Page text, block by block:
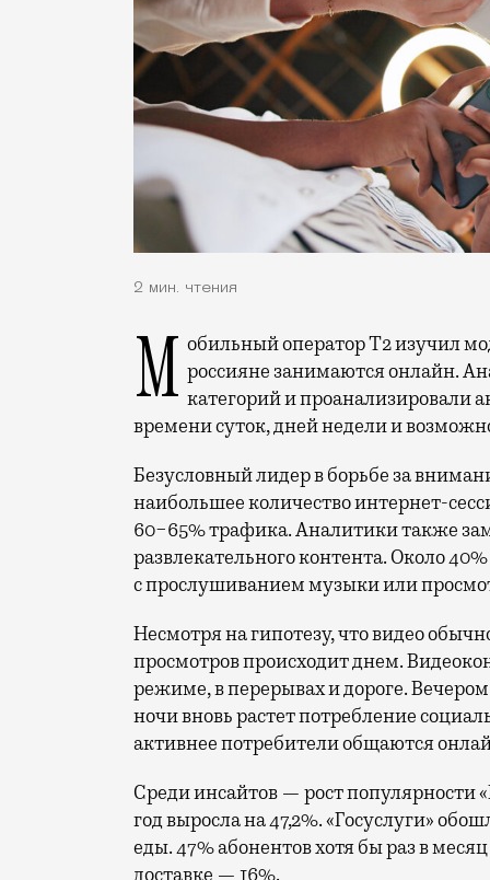
2 мин. чтения
Мобильный оператор Т2 изучил модели интернет-потребления и выяснил, чем россияне занимаются онлайн.
категорий и проанализировали
времени суток, дней недели и
Безусловный лидер в борьбе за
наибольшее количество интернет-
60−65% трафика. Аналитики также
развлекательного контента. Около
с прослушиванием музыки или
Несмотря на гипотезу, что видео
просмотров происходит днем.
режиме, в перерывах и дороге.
ночи вновь растет потребление
активнее потребители общаются
Среди инсайтов — рост популярности
год выросла на 47,2%. «Госуслуги»
еды. 47% абонентов хотя бы раз в
доставке — 16%.